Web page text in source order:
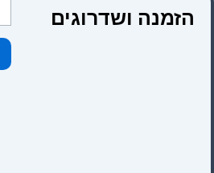
הזמנה ושדרוגים